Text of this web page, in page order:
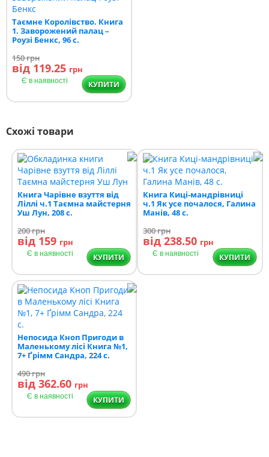
Таємне Королівство. Книга
1. Заворожений палац –
Роузі Бенкс, 96 с.
150грн
від 119.25 грн
Є в наявності КУПИТИ
Схожі товари
Книга Чарівне взуття від
Ліллі ч.1 Таємна майстерня
Уш Лун, 208 с.
200грн
від 159 грн
Є в наявності КУПИТИ
Книга Киці-мандрівниці
ч.1 Як усе почалося, Галина
Манів, 48 с.
300грн
від 238.50 грн
Є в наявності КУПИТИ
Непосида Кноп Пригоди в
Маленькому лісі Книга №1,
7+ Ґрімм Сандра, 224 с.
490грн
від 362.60 грн
Є в наявності КУПИТИ